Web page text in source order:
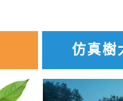
仿真樹